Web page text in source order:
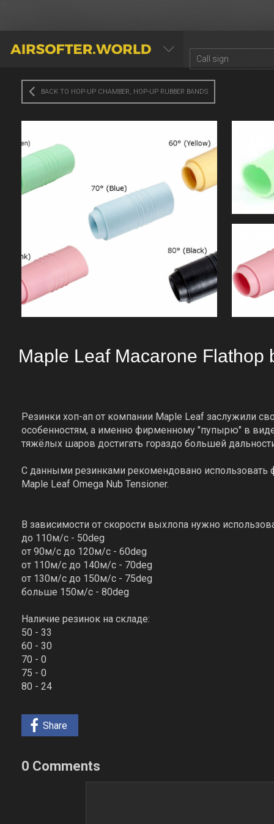
AIRSOFTER.WORLD
BACK TO HOP-UP CHAMBER, HOP-UP RUBBER BANDS
Maple Leaf Macarone Flathop
Резинки хоп-ап от компании Maple Leaf заслужили
особенностям, а именно фирменному "пупырю" в
тяжёлых шаров достигать гораздо большей
С данными резинками рекомендовано использовать
Maple Leaf Omega Nub Tensioner.
В зависимости от скорости выхлопа нужно
до 110м/с - 50deg
от 90м/с до 120м/с - 60deg
от 110м/с до 140м/с - 70deg
от 130м/с до 150м/с - 75deg
больше 150м/с - 80deg
Наличие резинок на складе:
50 - 33
60 - 30
70 - 0
75 - 0
80 - 24
Share
0 Comments